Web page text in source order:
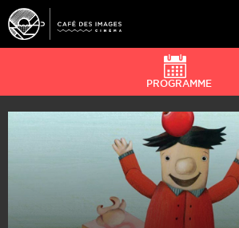
À L’AFFICHE
ÉVÉNEMENTS
CAFÉ DU CINÉ
PRATIQUE
ÉDUCATION AUX
PROGRAMME